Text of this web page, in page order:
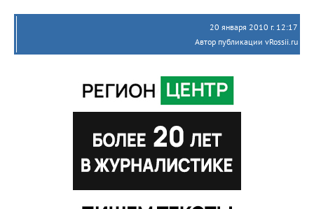
20 января 2010 г. 12:17
Автор публикации vRossii.ru